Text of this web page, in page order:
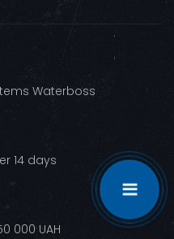
Waterboss
14 days
000 UAH